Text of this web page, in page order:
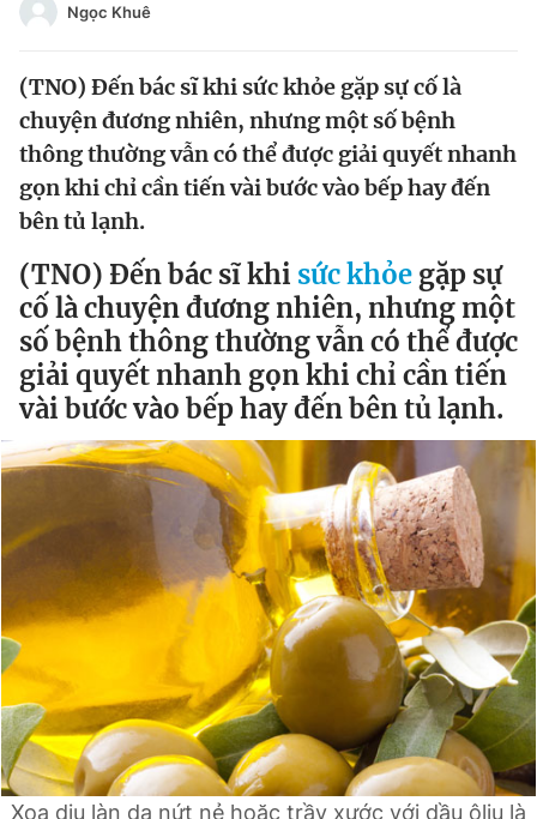
Chào ngày mới Tin 24h
Tin thị trường Tin 360
Video
Sản phẩm khác
Tiện ích Bạn cần biết
Thông tin tòa soạn Liên hệ quảng cáo
Đọc Thanh Niên trên điện thoại
Theo dõi báo trên
Đăng xuất
Ngọc Khuê
(TNO) Đến bác sĩ khi sức khỏe gặp sự cố là
chuyện đương nhiên, nhưng một số bệnh
thông thường vẫn có thể được giải quyết nhanh
gọn khi chỉ cần tiến vài bước vào bếp hay đến
bên tủ lạnh.
(TNO) Đến bác sĩ khi sức khỏe gặp sự
cố là chuyện đương nhiên, nhưng một
số bệnh thông thường vẫn có thể được
giải quyết nhanh gọn khi chỉ cần tiến
vài bước vào bếp hay đến bên tủ lạnh.
Xoa dịu làn da nứt nẻ hoặc trầy xước với dầu ôliu là